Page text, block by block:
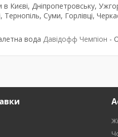
Києві, Дніпропетровську,
Суми, Горлівці,
вода Давідофф Чемпіон -